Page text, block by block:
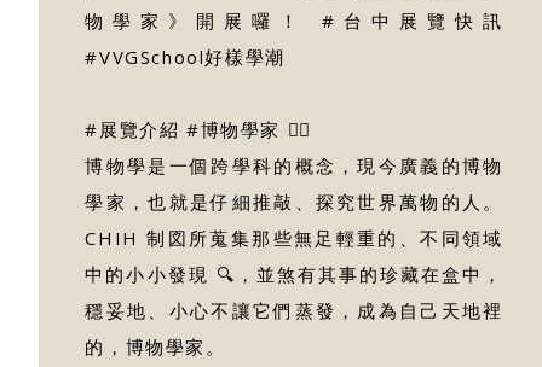
聯絡我們
物學家》開展囉！ #台中展覽快訊
#VVGSchool好樣學潮
#展覽介紹 #博物學家 🕵️‍♀️
博物學是一個跨學科的概念，現今廣義的博物
學家，也就是仔細推敲、探究世界萬物的人。
CHIH 制図所蒐集那些無足輕重的、不同領域
中的小小發現 🔍，並煞有其事的珍藏在盒中，
穩妥地、小心不讓它們蒸發，成為自己天地裡
的，博物學家。